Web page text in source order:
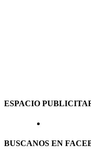
ESPACIO
BUSCANOS EN